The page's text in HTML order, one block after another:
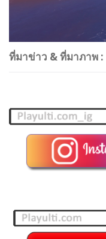
ที่มาข่าว & ที่มาภาพ :